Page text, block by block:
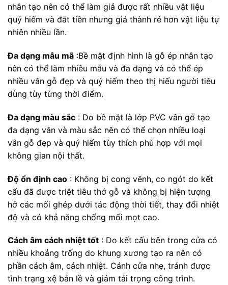
nhân tạo nên có thể làm giả được rất nhiều vật liệu
quý hiếm và đắt tiền nhưng giá thành rẻ hơn vật liệu tự
nhiên nhiều lần.
Đa dạng mẫu mã :Bề mặt định hình là gỗ ép nhân tạo
nên có thể làm nhiều mẫu và đa dạng và có thể ép
nhiều vân gỗ đẹp và quý hiếm theo thị hiếu người tiêu
dùng tùy từng thời điểm.
Đa dạng màu sắc : Do bề mặt là lớp PVC vân gỗ tạo
đa dạng vân và màu sắc nên có thể chọn nhiều loại
vân gỗ đẹp và quý hiếm tùy thích phù hợp với mọi
không gian nội thất.
Độ ổn định cao : Không bị cong vênh, co ngót do kết
cấu đã được triệt tiêu thớ gỗ và không bị hiện tượng
hở các mối ghép dưới tác động thời tiết, thay đổi nhiệt
độ và có khả năng chống mối mọt cao.
Cách âm cách nhiệt tốt : Do kết cấu bên trong cửa có
nhiều khoảng trống do khung xương tạo ra nên có
phần cách âm, cách nhiệt. Cánh cửa nhẹ, tránh được
tình trạng xệ bản lề và giảm tải trọng công trình.